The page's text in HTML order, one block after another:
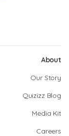
About
Our Story
Quizizz Blog
Media Kit
Careers